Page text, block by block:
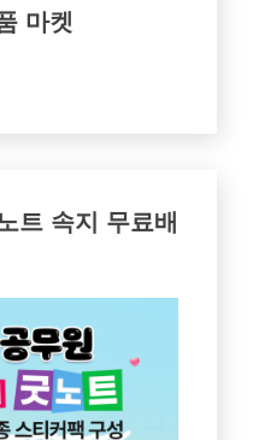
마켓
트 속지 무료배